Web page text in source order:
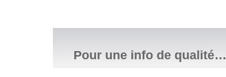
Pour une info de qualité…